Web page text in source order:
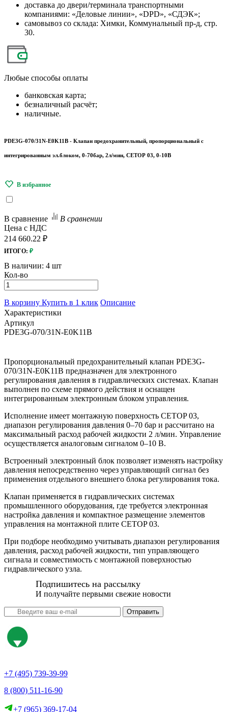
доставка до двери/терминала транспортными
компаниями: «Деловые линии», «DPD», «СДЭК»;
самовывоз со склада: Химки, Коммунальный пр-д, стр.
30.
Любые способы оплаты
банковская карта;
безналичный расчёт;
наличные.
PDE3G-070/31N-E0K11B - Клапан предохранительный, пропорциональный с
интегрированным эл.блоком, 0-70бар, 2л/мин, СЕТОР 03, 0-10В
В сравнение
В сравнении
Цена с НДС
214 660.22 ₽
ИТОГО: ₽
В наличии: 4 шт
Кол-во
В корзину Купить в 1 клик Описание
Характеристики
Артикул
PDE3G-070/31N-E0K11B
Пропорциональный предохранительный клапан PDE3G-
070/31N-E0K11B предназначен для электронного
регулирования давления в гидравлических системах. Клапан
выполнен по схеме прямого действия и оснащен
интегрированным электронным блоком управления.
Исполнение имеет монтажную поверхность CETOP 03,
диапазон регулирования давления 0–70 бар и рассчитано на
максимальный расход рабочей жидкости 2 л/мин. Управление
осуществляется аналоговым сигналом 0–10 В.
Встроенный электронный блок позволяет изменять настройку
давления непосредственно через управляющий сигнал без
применения отдельного внешнего блока регулирования тока.
Клапан применяется в гидравлических системах
промышленного оборудования, где требуется электронная
настройка давления и компактное размещение элементов
управления на монтажной плите CETOP 03.
При подборе необходимо учитывать диапазон регулирования
давления, расход рабочей жидкости, тип управляющего
сигнала и совместимость с монтажной поверхностью
гидравлического узла.
Подпишитесь на рассылку
И получайте первыми свежие новости
Отправить
+7 (495) 739-39-99
8 (800) 511-16-90
+7 (965) 369-17-04